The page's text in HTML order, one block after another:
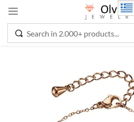
Sign in
Remember me